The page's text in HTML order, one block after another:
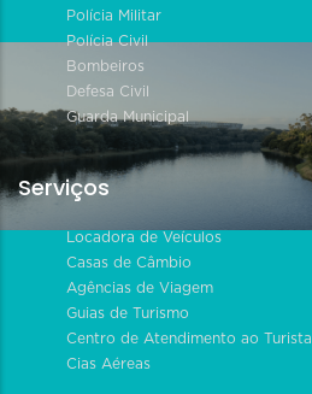
Polícia Militar
Polícia Civil
Bombeiros
Defesa Civil
Guarda Municipal
Serviços
Locadora de Veículos
Casas de Câmbio
Agências de Viagem
Guias de Turismo
Centro de Atendimento ao Turista
Cias Aéreas